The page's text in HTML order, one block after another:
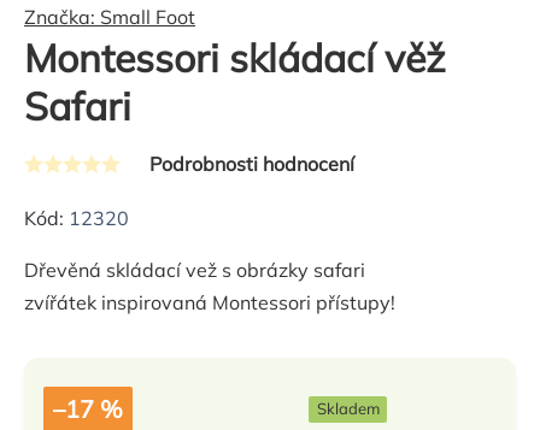
Montessori skládací věž
Safari
Průměrné
hodnocení
je
0,0
hvězdiček.
Podrobnosti hodnocení
Značka: Small Foot
Kód: 12320
Dřevěná skládací vež s obrázky safari
zvířátek inspirovaná Montessori přístupy!
–17 % Skladem